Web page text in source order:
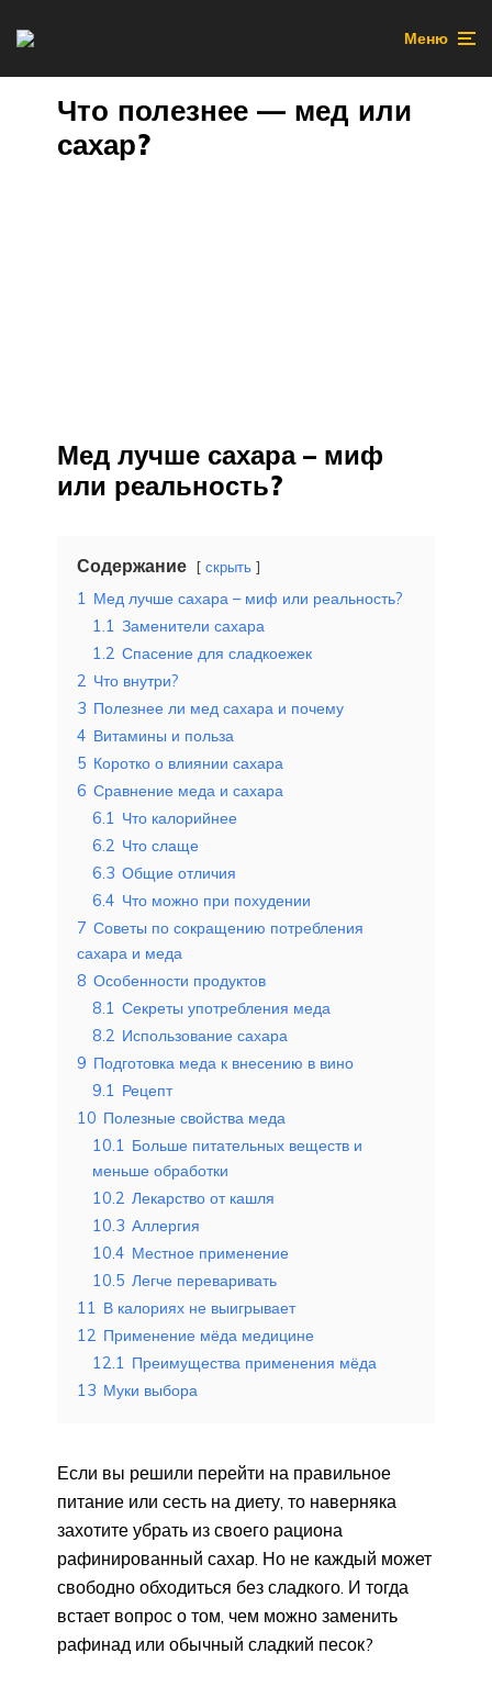
Меню
Что полезнее — мед или
сахар?
Мед лучше сахара – миф
или реальность?
Содержание скрыть
1 Мед лучше сахара – миф или реальность?
1.1 Заменители сахара
1.2 Спасение для сладкоежек
2 Что внутри?
3 Полезнее ли мед сахара и почему
4 Витамины и польза
5 Коротко о влиянии сахара
6 Сравнение меда и сахара
6.1 Что калорийнее
6.2 Что слаще
6.3 Общие отличия
6.4 Что можно при похудении
7 Советы по сокращению потребления
сахара и меда
8 Особенности продуктов
8.1 Секреты употребления меда
8.2 Использование сахара
9 Подготовка меда к внесению в вино
9.1 Рецепт
10 Полезные свойства меда
10.1 Больше питательных веществ и
меньше обработки
10.2 Лекарство от кашля
10.3 Аллергия
10.4 Местное применение
10.5 Легче переваривать
11 В калориях не выигрывает
12 Применение мёда медицине
12.1 Преимущества применения мёда
13 Муки выбора
Если вы решили перейти на правильное
питание или сесть на диету, то наверняка
захотите убрать из своего рациона
рафинированный сахар. Но не каждый может
свободно обходиться без сладкого. И тогда
встает вопрос о том, чем можно заменить
рафинад или обычный сладкий песок?